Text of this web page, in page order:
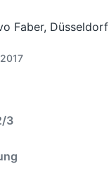
Faber, Düsseldorf
3